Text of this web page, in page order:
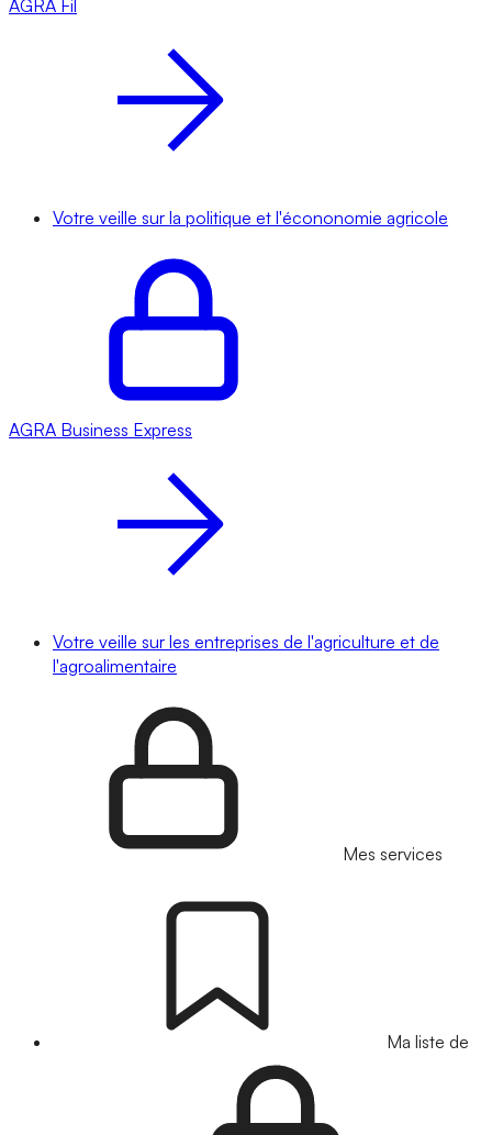
AGRA Fil
Votre veille sur la politique et l'écononomie agricole
AGRA Business Express
Votre veille sur les entreprises de l'agriculture et de
l'agroalimentaire
Mes services
Ma liste de